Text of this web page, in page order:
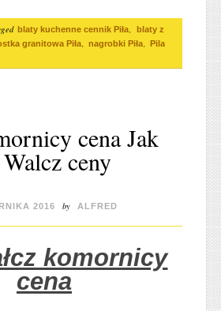
blaty kuchenne cennik Piła,
blaty z
granitowa Piła, nagrobki Piła,
Pila
cena Jak
ceny
2016 by ALFRED
komornicy
cena